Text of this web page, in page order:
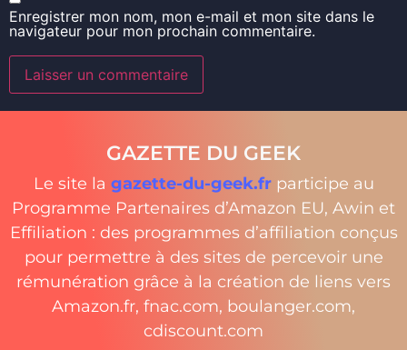
Enregistrer mon nom, mon e-mail et mon site dans le
navigateur pour mon prochain commentaire.
GAZETTE DU GEEK
Le site la gazette-du-geek.frparticipe au
Programme Partenaires d’Amazon EU, Awin et
Effiliation : des programmes d’affiliation conçus
pour permettre à des sites de percevoir une
rémunération grâce à la création de liens vers
Amazon.fr, fnac.com, boulanger.com,
cdiscount.com